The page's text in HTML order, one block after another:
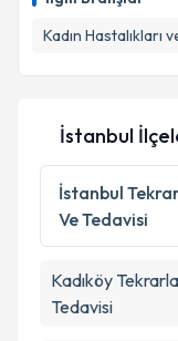
Kadın Hastalıkları
takvim
Kişisel
Metni 'ni
İstanbul
İstanbul
Ve Tedavisi
Kadıköy
Tedavisi